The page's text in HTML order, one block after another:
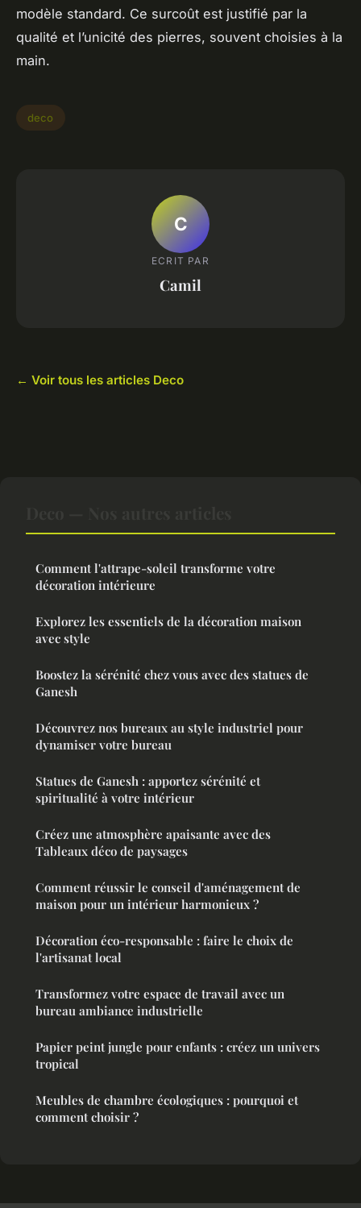
modèle standard. Ce surcoût est justifié par la
qualité et l’unicité des pierres, souvent choisies à la
main.
deco
C
ECRIT PAR
Camil
← Voir tous les articles Deco
Comment l'attrape-soleil transforme votre
décoration intérieure
Explorez les essentiels de la décoration maison
avec style
Boostez la sérénité chez vous avec des statues de
Ganesh
Découvrez nos bureaux au style industriel pour
dynamiser votre bureau
Statues de Ganesh : apportez sérénité et
spiritualité à votre intérieur
Créez une atmosphère apaisante avec des
Tableaux déco de paysages
Comment réussir le conseil d'aménagement de
maison pour un intérieur harmonieux ?
Décoration éco-responsable : faire le choix de
l'artisanat local
Transformez votre espace de travail avec un
bureau ambiance industrielle
Papier peint jungle pour enfants : créez un univers
tropical
Meubles de chambre écologiques : pourquoi et
comment choisir ?